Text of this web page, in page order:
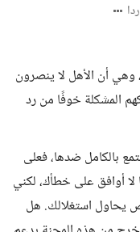
وهي أن الأهل لا ينصرون
المشكلة خوفًا من رد
بالكامل ضدها، فعلى
لا أوافق على خطأك، لكني
يحاول استغلالك. هل